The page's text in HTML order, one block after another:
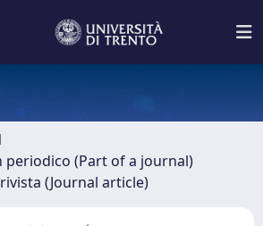
periodico (Part of a journal)
(Journal article)